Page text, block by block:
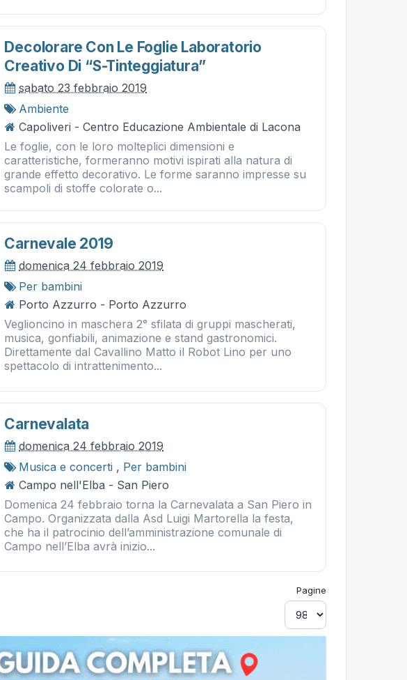
Decolorare Con Le Foglie Laboratorio
Creativo Di “s-Tinteggiatura”
sabato 23 febbraio 2019
Ambiente
Capoliveri - Centro Educazione Ambientale di Lacona
Le foglie, con le loro molteplici dimensioni e
caratteristiche, formeranno motivi ispirati alla natura di
grande effetto decorativo. Le forme saranno impresse su
scampoli di stoffe colorate o...
Carnevale 2019
domenica 24 febbraio 2019
Per bambini
Porto Azzurro - Porto Azzurro
Veglioncino in maschera 2° sfilata di gruppi mascherati,
musica, gonfiabili, animazione e stand gastronomici.
Direttamente dal Cavallino Matto il Robot Lino per uno
spettacolo di intrattenimento...
Carnevalata
domenica 24 febbraio 2019
Musica e concerti , Per bambini
Campo nell'Elba - San Piero
Domenica 24 febbraio torna la Carnevalata a San Piero in
Campo. Organizzata dalla Asd Luigi Martorella la festa,
che ha il patrocinio dell’amministrazione comunale di
Campo nell’Elba avrà inizio...
Pagine